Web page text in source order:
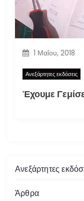
1 Μαΐου, 2018
Ανεξάρτητες εκδόσεις
Έχουμε
Ανεξάρτητες
Άρθρα